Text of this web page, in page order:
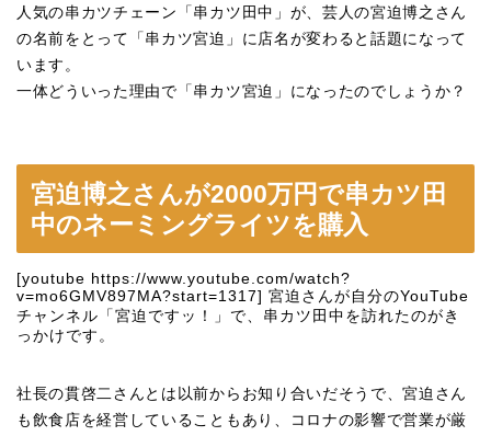
人気の串カツチェーン「串カツ田中」が、芸人の宮迫博之さん
の名前をとって「串カツ宮迫」に店名が変わると話題になって
います。
一体どういった理由で「串カツ宮迫」になったのでしょうか？
宮迫博之さんが2000万円で串カツ田
中のネーミングライツを購入
[youtube https://www.youtube.com/watch?
v=mo6GMV897MA?start=1317] 宮迫さんが自分のYouTube
チャンネル「宮迫ですッ！」で、串カツ田中を訪れたのがき
っかけです。
社長の貫啓二さんとは以前からお知り合いだそうで、宮迫さん
も飲食店を経営していることもあり、コロナの影響で営業が厳